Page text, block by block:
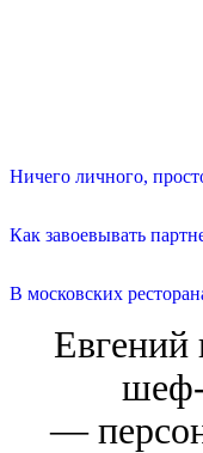
Ничего личного,
Как завоевывать
В московских
Евгений
шеф-
—